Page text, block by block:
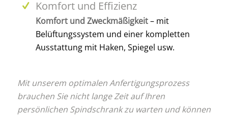
Komfort und Effizienz
Komfort und Zweckmäßigkeit– mit
Belüftungssystem und einer kompletten
Ausstattung mit Haken, Spiegel usw.
Mit unserem optimalen Anfertigungsprozess
brauchen Sie nicht lange Zeit auf Ihren
persönlichen Spindschrank zu warten und können